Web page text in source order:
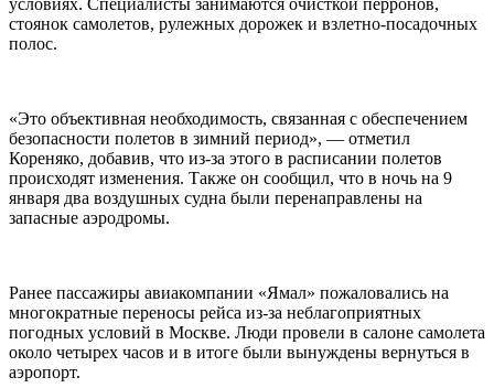
условиях. Специалисты занимаются очисткой перронов,
стоянок самолетов, рулежных дорожек и взлетно-посадочных
полос.
«Это объективная необходимость, связанная с обеспечением
безопасности полетов в зимний период», — отметил
Кореняко, добавив, что из-за этого в расписании полетов
происходят изменения. Также он сообщил, что в ночь на 9
января два воздушных судна были перенаправлены на
запасные аэродромы.
Ранее пассажиры авиакомпании «Ямал» пожаловались на
многократные переносы рейса из-за неблагоприятных
погодных условий в Москве. Люди провели в салоне самолета
около четырех часов и в итоге были вынуждены вернуться в
аэропорт.